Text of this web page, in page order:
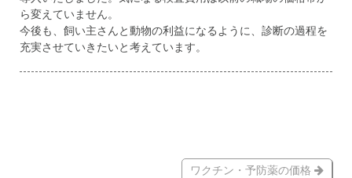
ら変えていません。
今後も、飼い主さんと動物の利益になるように、診断の過程を
充実させていきたいと考えています。
ワクチン・予防薬の価格